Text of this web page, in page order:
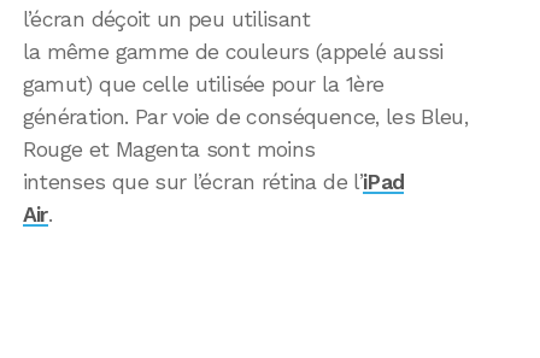
l’écran déçoit un peu utilisant
la même gamme de couleurs (appelé aussi
gamut) que celle utilisée pour la 1ère
génération. Par voie de conséquence, les Bleu,
Rouge et Magenta sont moins
intenses que sur l’écran rétina de l’iPad
Air.